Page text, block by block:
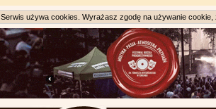
Serwis używa cookies. Wyrażasz zgodę na używanie